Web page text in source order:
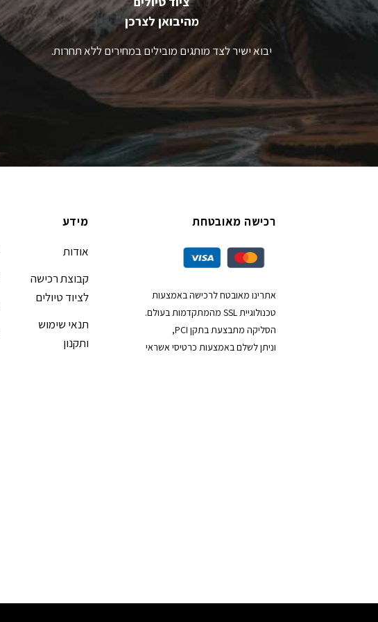
מהיבואן לצרכן
יבוא ישיר לצד מותגים מובילים במחירים ללא תחרות.
רכישה מאובטחת
אתרינו מאובטח לרכישה באמצעות
טכנולוגיית SSL מהמתקדמות בעולם.
הסליקה מתבצעת בתקן PCI,
וניתן לשלם באמצעות כרטיסי אשראי
מידע
אודות
קבוצת רכישה
לציוד טיולים
תנאי שימוש
ותקנון